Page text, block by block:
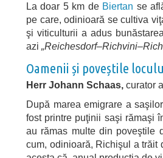
La doar 5 km de Biertan se
pe care, odinioară se cultiva
şi viticulturii a adus
azi
Oamenii și poveștile
Herr Johann Schaas, curator
După marea emigrare a
fost printre puţinii saşi rămaşi
au rămas multe din poveştile
cum, odinioară, Richişul a trăit